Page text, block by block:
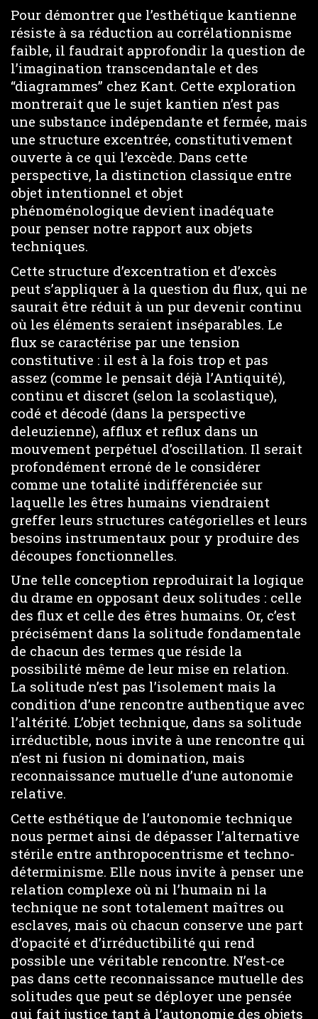
Pour démontrer que l’esthétique kantienne
résiste à sa réduction au corrélationnisme
faible, il faudrait approfondir la question de
l’imagination transcendantale et des
“diagrammes” chez Kant. Cette exploration
montrerait que le sujet kantien n’est pas
une substance indépendante et fermée, mais
une structure excentrée, constitutivement
ouverte à ce qui l’excède. Dans cette
perspective, la distinction classique entre
objet intentionnel et objet
phénoménologique devient inadéquate
pour penser notre rapport aux objets
techniques.
Cette structure d’excentration et d’excès
peut s’appliquer à la question du flux, qui ne
saurait être réduit à un pur devenir continu
où les éléments seraient inséparables. Le
flux se caractérise par une tension
constitutive : il est à la fois trop et pas
assez (comme le pensait déjà l’Antiquité),
continu et discret (selon la scolastique),
codé et décodé (dans la perspective
deleuzienne), afflux et reflux dans un
mouvement perpétuel d’oscillation. Il serait
profondément erroné de le considérer
comme une totalité indifférenciée sur
laquelle les êtres humains viendraient
greffer leurs structures catégorielles et leurs
besoins instrumentaux pour y produire des
découpes fonctionnelles.
Une telle conception reproduirait la logique
du drame en opposant deux solitudes : celle
des flux et celle des êtres humains. Or, c’est
précisément dans la solitude fondamentale
de chacun des termes que réside la
possibilité même de leur mise en relation.
La solitude n’est pas l’isolement mais la
condition d’une rencontre authentique avec
l’altérité. L’objet technique, dans sa solitude
irréductible, nous invite à une rencontre qui
n’est ni fusion ni domination, mais
reconnaissance mutuelle d’une autonomie
relative.
Cette esthétique de l’autonomie technique
nous permet ainsi de dépasser l’alternative
stérile entre anthropocentrisme et techno-
déterminisme. Elle nous invite à penser une
relation complexe où ni l’humain ni la
technique ne sont totalement maîtres ou
esclaves, mais où chacun conserve une part
d’opacité et d’irréductibilité qui rend
possible une véritable rencontre. N’est-ce
pas dans cette reconnaissance mutuelle des
solitudes que peut se déployer une pensée
qui fait justice tant à l’autonomie des objets